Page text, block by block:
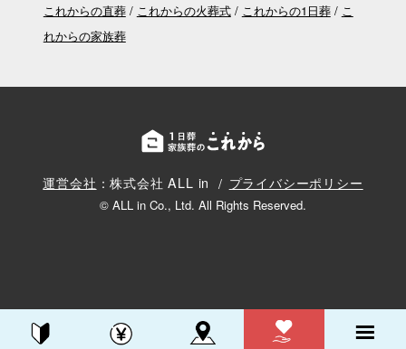
これからの直葬 これからの火葬式 これからの1日葬
こ
れからの家族葬
運営会社 ：株式会社 ALL in プライバシーポリシー
© ALL in Co., Ltd. All Rights Reserved.